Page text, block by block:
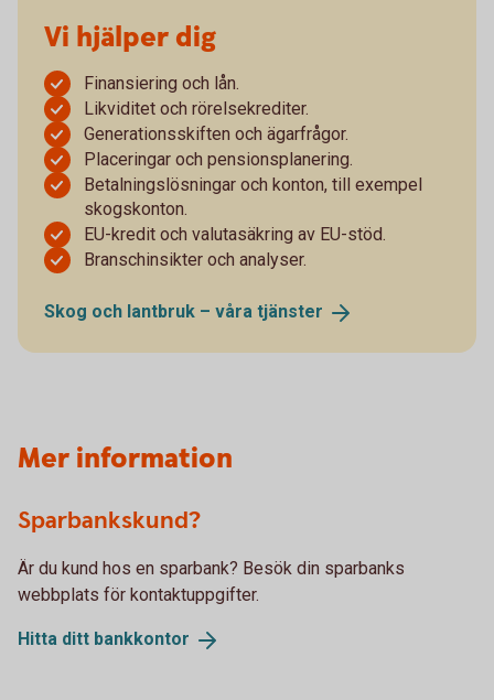
Vi hjälper dig
Finansiering och lån.
Likviditet och rörelsekrediter.
Generationsskiften och ägarfrågor.
Placeringar och pensionsplanering.
Betalningslösningar och konton, till exempel
skogskonton.
EU-kredit och valutasäkring av EU-stöd.
Branschinsikter och analyser.
Skog och lantbruk – våra tjänster
Mer information
Sparbankskund?
Är du kund hos en sparbank? Besök din sparbanks
webbplats för kontaktuppgifter.
Hitta ditt bankkontor